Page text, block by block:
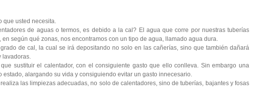
que usted necesita.
de aguas o termos, es debido a la cal? El agua que corre por nuestras tuberías
según qué zonas, nos encontramos con un tipo de agua, llamado agua dura.
de cal, la cual se irá depositando no solo en las cañerías, sino que también dañará
lavadoras.
sustituir el calentador, con el consiguiente gasto que ello conlleva. Sin embargo una
estado, alargando su vida y consiguiendo evitar un gasto innecesario.
las limpiezas adecuadas, no solo de calentadores, sino de tuberías, bajantes y fosas